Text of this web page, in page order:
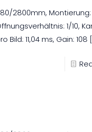
2800mm,
1/10,
Bild: 11,04 ms, Gain: 108